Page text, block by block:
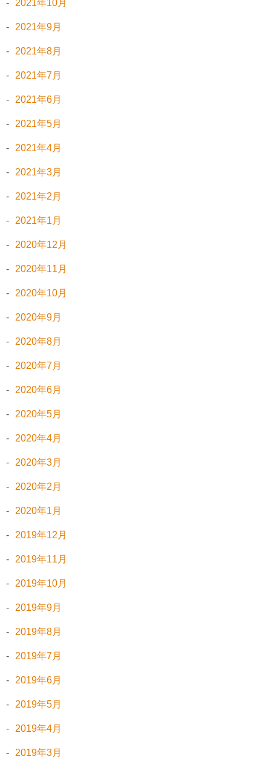
2021年10月
2021年9月
2021年8月
2021年7月
2021年6月
2021年5月
2021年4月
2021年3月
2021年2月
2021年1月
2020年12月
2020年11月
2020年10月
2020年9月
2020年8月
2020年7月
2020年6月
2020年5月
2020年4月
2020年3月
2020年2月
2020年1月
2019年12月
2019年11月
2019年10月
2019年9月
2019年8月
2019年7月
2019年6月
2019年5月
2019年4月
2019年3月